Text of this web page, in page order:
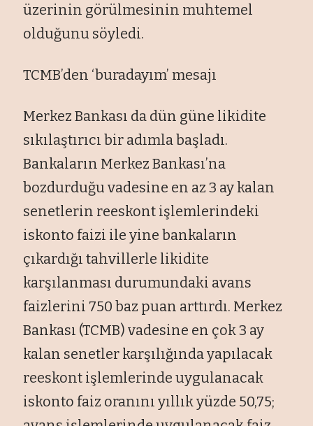
üzerinin görülmesinin muhtemel
olduğunu söyledi.
TCMB’den ‘buradayım’ mesajı
Merkez Bankası da dün güne likidite
sıkılaştırıcı bir adımla başladı.
Bankaların Merkez Bankası’na
bozdurduğu vadesine en az 3 ay kalan
senetlerin reeskont işlemlerindeki
iskonto faizi ile yine bankaların
çıkardığı tahvillerle likidite
karşılanması durumundaki avans
faizlerini 750 baz puan arttırdı. Merkez
Bankası (TCMB) vadesine en çok 3 ay
kalan senetler karşılığında yapılacak
reeskont işlemlerinde uygulanacak
iskonto faiz oranını yıllık yüzde 50,75;